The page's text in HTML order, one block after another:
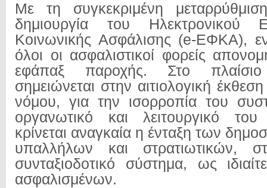
Με τη συγκεκριμένη μεταρρύθμιση
δημιουργία του Ηλεκτρονικού
Κοινωνικής Ασφάλισης (e-ΕΦΚΑ),
όλοι οι ασφαλιστικοί φορείς
εφάπαξ παροχής. Στο
σημειώνεται στην αιτιολογική
νόμου, για την ισορροπία του
οργανωτικό και λειτουργικό του
κρίνεται αναγκαία η ένταξη των
υπαλλήλων και στρατιωτικών,
συνταξιοδοτικό σύστημα, ως
ασφαλισμένων.